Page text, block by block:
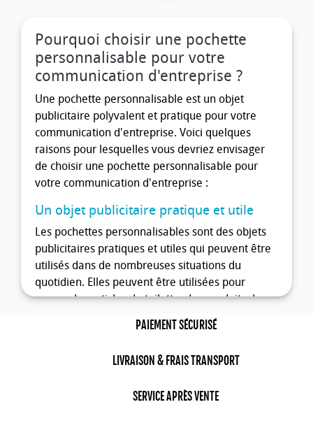
Pourquoi choisir une pochette
personnalisable pour votre
communication d'entreprise ?
Une pochette personnalisable est un objet
publicitaire polyvalent et pratique pour votre
communication d'entreprise. Voici quelques
raisons pour lesquelles vous devriez envisager
de choisir une pochette personnalisable pour
votre communication d'entreprise :
Un objet publicitaire pratique et utile
Les pochettes personnalisables sont des objets
publicitaires pratiques et utiles qui peuvent être
utilisés dans de nombreuses situations du
quotidien. Elles peuvent être utilisées pour
ranger des articles de toilette, des produits de
beauté, des accessoires de mode ou même des
articles électroniques. Les pochettes
transporter des articles de petite taille, tels que
téléphone portable. En offrant une pochette
PAIEMENT SÉCURISÉ
LIVRAISON & FRAIS TRANSPORT
SERVICE APRÈS VENTE